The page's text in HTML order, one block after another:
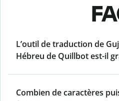
L’outil de traduction de
Hébreu de Quillbot est-il
Combien de caractères